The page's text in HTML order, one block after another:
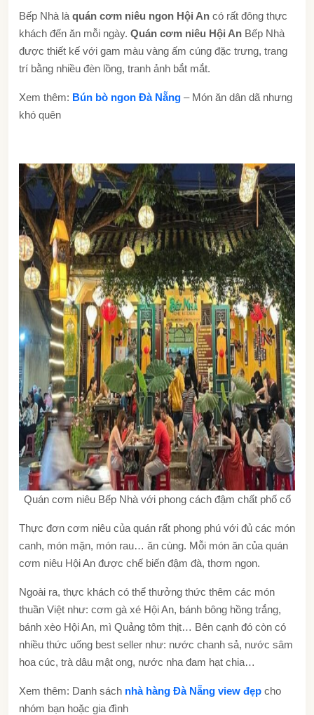
Bếp Nhà là quán cơm niêu ngon Hội An có rất đông thực
khách đến ăn mỗi ngày. Quán cơm niêu Hội An Bếp Nhà
được thiết kế với gam màu vàng ấm cúng đặc trưng, trang
trí bằng nhiều đèn lồng, tranh ảnh bắt mắt.
Xem thêm: Bún bò ngon Đà Nẵng – Món ăn dân dã nhưng
khó quên
Quán cơm niêu Bếp Nhà với phong cách đậm chất phố cổ
Thực đơn cơm niêu của quán rất phong phú với đủ các món
canh, món mặn, món rau… ăn cùng. Mỗi món ăn của quán
cơm niêu Hội An được chế biến đậm đà, thơm ngon.
Ngoài ra, thực khách có thể thưởng thức thêm các món
thuần Việt như: cơm gà xé Hội An, bánh bông hồng trắng,
bánh xèo Hội An, mì Quảng tôm thịt… Bên cạnh đó còn có
nhiều thức uống best seller như: nước chanh sả, nước sâm
hoa cúc, trà dâu mật ong, nước nha đam hạt chia…
Xem thêm: Danh sách nhà hàng Đà Nẵng view đẹp cho
nhóm bạn hoặc gia đình